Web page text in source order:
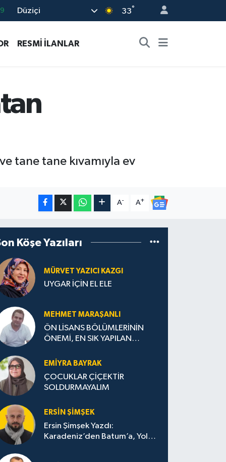
Düziçi 33°
RESMİ İLANLAR
tane tane kıvamıyla ev
A- A+
Köşe Yazıları
MÜRVET YAZICI KAZGI
UYGAR İÇİN EL ELE
MEHMET MARAŞANLI
ÖN LİSANS BÖLÜMLERİNİN
ÖNEMİ, EN SIK YAPILAN
STRATEJİLERİ
EMIYRA BAYRAK
ÇOCUKLAR ÇİÇEKTİR
SOLDURMAYALIM
ERSIN ŞIMŞEK
Ersin Şimşek Yazdı:
Karadeniz’den Batum’a, Yolun